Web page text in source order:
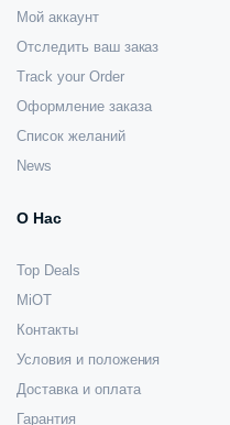
Мой аккаунт
Отследить ваш заказ
Track your Order
Оформление заказа
Список желаний
News
О Нас
Top Deals
MiOT
Контакты
Условия и положения
Доставка и оплата
Гарантия